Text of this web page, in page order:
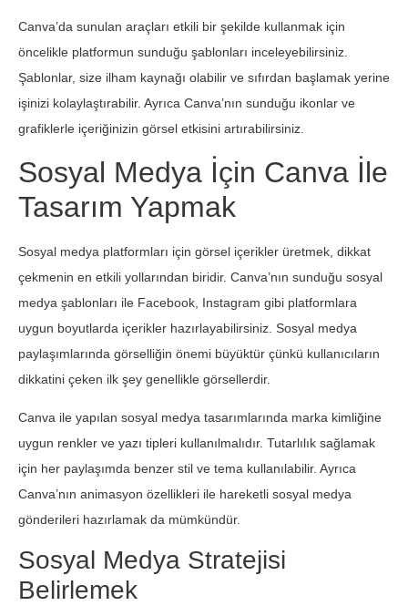
Canva’da sunulan araçları etkili bir şekilde kullanmak için
öncelikle platformun sunduğu şablonları inceleyebilirsiniz.
Şablonlar, size ilham kaynağı olabilir ve sıfırdan başlamak yerine
işinizi kolaylaştırabilir. Ayrıca Canva’nın sunduğu ikonlar ve
grafiklerle içeriğinizin görsel etkisini artırabilirsiniz.
Sosyal Medya İçin Canva İle
Tasarım Yapmak
Sosyal medya platformları için görsel içerikler üretmek, dikkat
çekmenin en etkili yollarından biridir. Canva’nın sunduğu sosyal
medya şablonları ile Facebook, Instagram gibi platformlara
uygun boyutlarda içerikler hazırlayabilirsiniz. Sosyal medya
paylaşımlarında görselliğin önemi büyüktür çünkü kullanıcıların
dikkatini çeken ilk şey genellikle görsellerdir.
Canva ile yapılan sosyal medya tasarımlarında marka kimliğine
uygun renkler ve yazı tipleri kullanılmalıdır. Tutarlılık sağlamak
için her paylaşımda benzer stil ve tema kullanılabilir. Ayrıca
Canva’nın animasyon özellikleri ile hareketli sosyal medya
gönderileri hazırlamak da mümkündür.
Sosyal Medya Stratejisi
Belirlemek